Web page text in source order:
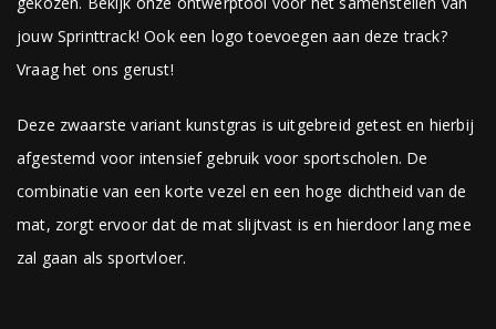
jouw Sprinttrack! Ook een logo toevoegen aan deze track?
Vraag het ons gerust!
Deze zwaarste variant kunstgras is uitgebreid getest en hierbij
afgestemd voor intensief gebruik voor sportscholen. De
combinatie van een korte vezel en een hoge dichtheid van de
mat, zorgt ervoor dat de mat slijtvast is en hierdoor lang mee
zal gaan als sportvloer.